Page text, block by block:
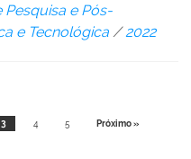
Pesquisa e Pós-
e Tecnológica /2022
3 4 5 Próximo »